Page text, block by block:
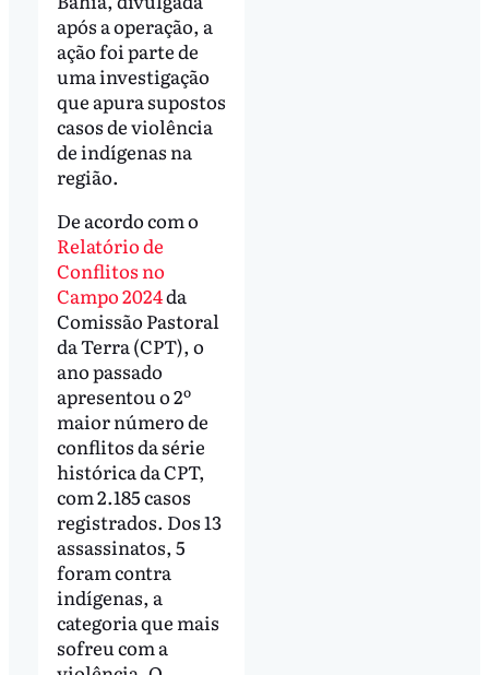
após a operação, a
ação foi parte de
uma investigação
que apura supostos
casos de violência
de indígenas na
região.
De acordo com o
Relatório de
Conflitos no
Campo 2024da
Comissão Pastoral
da Terra (CPT), o
ano passado
apresentou o 2º
maior número de
conflitos da série
histórica da CPT,
com 2.185 casos
registrados. Dos 13
assassinatos, 5
foram contra
indígenas, a
categoria que mais
sofreu com a